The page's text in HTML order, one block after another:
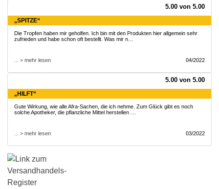
5.00 von 5.00
„SPITZE“
Die Tropfen haben mir geholfen. Ich bin mit den Produkten hier allgemein sehr
zufrieden und habe schon oft bestellt. Was mir n…
... > mehr lesen 04/2022
5.00 von 5.00
„HILFT“
Gute Wirkung, wie alle Afra-Sachen, die ich nehme. Zum Glück gibt es noch
solche Apotheker, die pflanzliche Mittel herstellen …
... > mehr lesen 03/2022